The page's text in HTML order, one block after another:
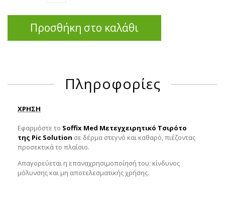
Προσθήκη στο καλάθι
Πληροφορίες
ΧΡΗΣΗ
Εφαρμόστε το Soffix Med Μετεγχειρητικό Τσιρότο
της Pic Solution σε δέρμα στεγνό και καθαρό, πιέζοντας
προσεκτικά το πλαίσιο.
Απαγορεύεται η επαναχρησιμοποίησή του: κίνδυνος
μόλυνσης και μη αποτελεσματικής χρήσης.